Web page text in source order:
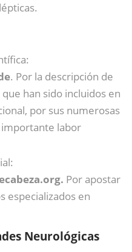
. Por la descripción de
han sido incluidos en
por sus numerosas
importante labor
Por apostar
especializados en
Neurológicas